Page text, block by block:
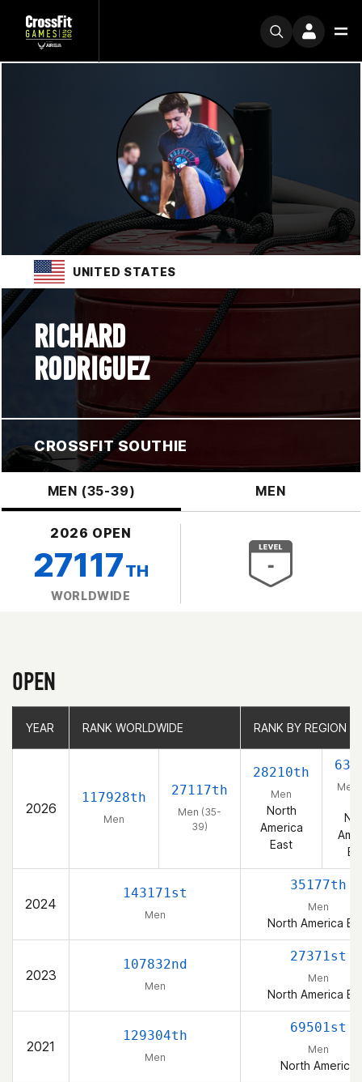
UNITED STATES
RICHARD
RODRIGUEZ
CROSSFIT SOUTHIE
MEN (35-39) MEN
2026 OPEN
27117TH
WORLDWIDE
OPEN
YEAR RANK WORLDWIDE RANK BY REGION
2026
117928th
Men
27117th
Men (35-
39)
28210th
Men
North
America
East
Men
2024
143171st
Men
35177th
Men
North America
2023
107832nd
Men
27371st
Men
North America
2021
129304th
Men
69501st
Men
North America
YEAR RANK WORLDWIDE RANK BY REGION